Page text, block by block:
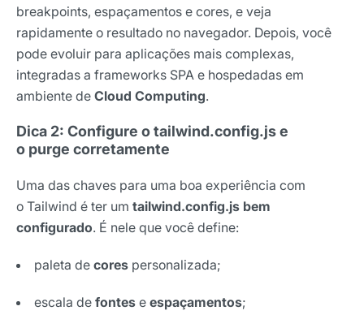
breakpoints, espaçamentos e cores, e veja
rapidamente o resultado no navegador. Depois, você
pode evoluir para aplicações mais complexas,
integradas a frameworks SPA e hospedadas em
ambiente de Cloud Computing.
Dica 2: Configure o tailwind.config.js e
o purge corretamente
Uma das chaves para uma boa experiência com
o Tailwind é ter um tailwind.config.js bem
configurado. É nele que você define:
paleta de cores personalizada;
escala de fontes e espaçamentos;